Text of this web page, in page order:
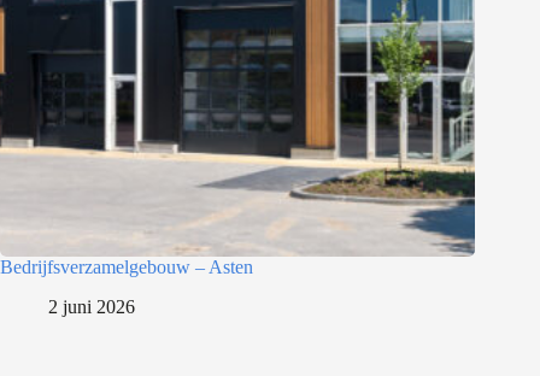
Bedrijfsverzamelgebouw – Asten
2 juni 2026